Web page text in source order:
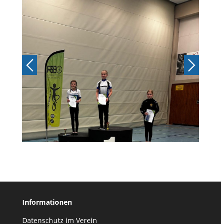
Informationen
Datenschutz im Verein